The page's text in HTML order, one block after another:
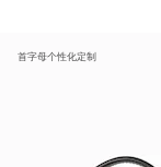
首字母个性化定制